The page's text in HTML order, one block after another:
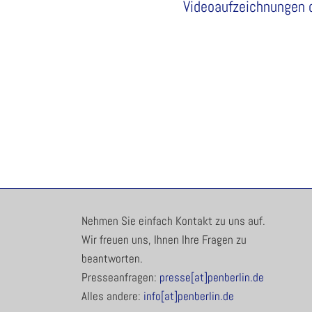
Nehmen Sie einfach Kontakt zu uns auf.
Wir freuen uns, Ihnen Ihre Fragen zu
beantworten.
Presseanfragen: presse[at]penberlin.de
Alles andere: info[at]penberlin.de